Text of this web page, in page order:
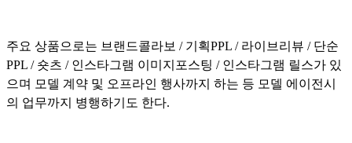
주요 상품으로는 브랜드콜라보 / 기획PPL / 라이브리뷰 / 단순
PPL / 숏츠 / 인스타그램 이미지포스팅 / 인스타그램 릴스가 있
으며 모델 계약 및 오프라인 행사까지 하는 등 모델 에이전시
의 업무까지 병행하기도 한다.